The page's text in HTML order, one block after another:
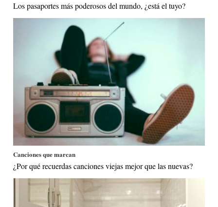
Los pasaportes más poderosos del mundo, ¿está el tuyo?
Canciones que marcan
¿Por qué recuerdas canciones viejas mejor que las nuevas?